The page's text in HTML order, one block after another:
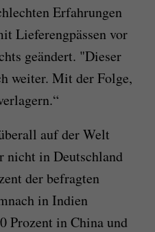
Erfahrungen
Lieferengpässen vor
geändert. "Dieser
weiter. Mit der Folge,
auf der Welt
nicht in Deutschland
der befragten
in Indien
Prozent in China und